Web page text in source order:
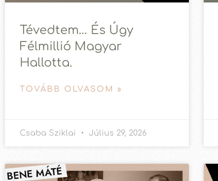
Tévedtem… És Úgy
Félmillió Magyar
Hallotta.
TOVÁBB OLVASOM »
Csaba Sziklai Július 29, 2026